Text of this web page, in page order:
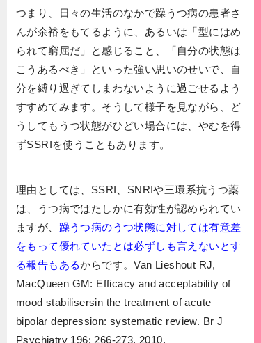
つまり、日々の生活のなかで躁うつ病の患者さ
んが余裕をもてるように、あるいは「型にはめ
られて窮屈だ」と感じること、「自分の状態は
こうあるべき」といった強い思いのせいで、自
分を縛り過ぎてしまわないように過ごせるよう
すすめてみます。そうして様子を見ながら、ど
うしてもうつ状態がひどい場合には、やむを得
ずSSRIを使うこともあります。
理由としては、SSRI、SNRIや三環系抗うつ薬
は、うつ病ではたしかに有効性が認められてい
ますが、 躁うつ病のうつ状態に対しては有意差
をもって優れていたとは必ずしも言えないとす
る報告もあるからです。Van Lieshout RJ,
MacQueen GM: Efficacy and acceptability of
mood stabilisersin the treatment of acute
bipolar depression: systematic review. Br J
Psychiatry 196: 266-273, 2010.